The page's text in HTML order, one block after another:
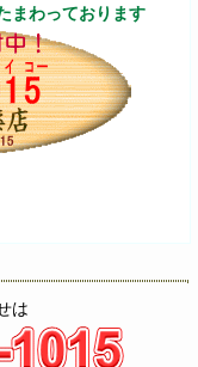
まわっております
は